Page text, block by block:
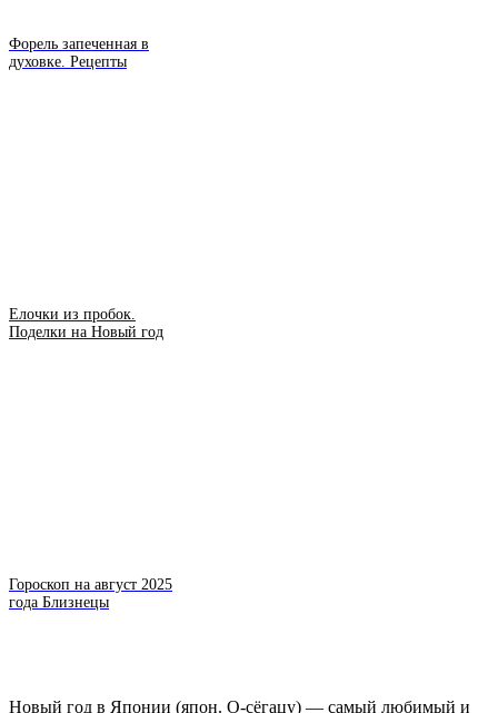
Форель запеченная в
духовке. Рецепты
Елочки из пробок.
Поделки на Новый год
Гороскоп на август 2025
года Близнецы
Новый год в Японии (япон. О-сёгацу) — самый любимый и